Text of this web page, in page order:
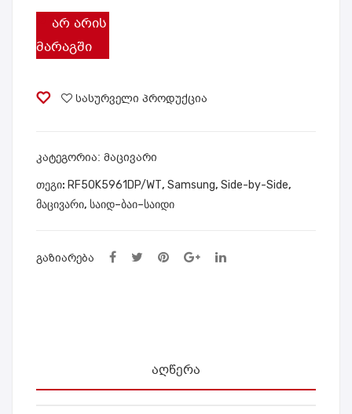
ᲐᲠ ᲐᲠᲘᲡ
ᲛᲐᲠᲐᲒᲨᲘ
სასურველი პროდუქცია
ᲙᲐᲢᲔᲒᲝᲠᲘᲐ: მაცივარი
ᲗᲔᲒᲘ: RF50K5961DP/WT, Samsung, Side-by-Side,
მაცივარი, საიდ–ბაი–საიდი
ᲒᲐᲖᲘᲐᲠᲔᲑᲐ
ᲐᲦᲬᲔᲠᲐ